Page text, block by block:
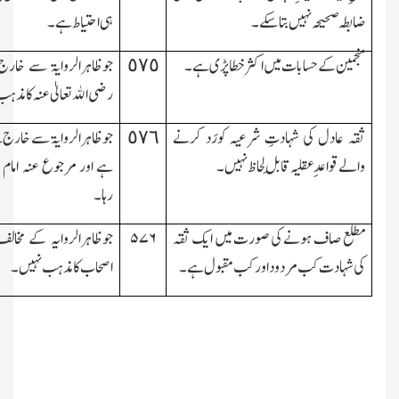
ضابطہ صحیحہ نہیں بتاسکے۔
ہی احتیاط ہے۔
منجمین کے حسابات میں اکثر خطاپڑی ہے۔
٥٧٥ جوظاہرالروایۃ سے
رضی اﷲ تعالیٰ عنہ
ثقہ عادل کی شہادتِ شرعیہ کورَد کرنے
والے قواعدِعقلیہ قابلِ لحاظ نہیں۔
٥٧٦ جوظاہرالروایۃ سے
ہے اور مرجوع عنہ
رہا۔
مطلع صاف ہونے کی صورت میں ایك ثقہ
کی شہادت کب مردود اور کب مقبول ہے۔
۵۷۶
جوظاہرالروایہ کے
اصحاب کامذہب نہیں۔